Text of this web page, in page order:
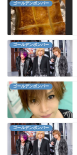
ゴールデンボンバー
ゴールデンボンバー
ゴールデンボンバー
ゴールデンボンバー